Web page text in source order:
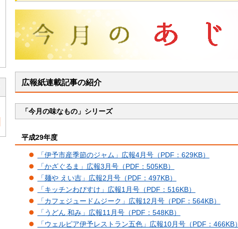
広報紙連載記事の紹介
「今月の味なもの」シリーズ
平成29年度
「伊予市産季節のジャム」広報4月号（PDF：629KB）
「かざぐるま」広報3月号（PDF：505KB）
「麺や えい吉」広報2月号（PDF：497KB）
「キッチンわびすけ」広報1月号（PDF：516KB）
「カフェジュードムジーク」広報12月号（PDF：564KB）
「うどん 和み」広報11月号（PDF：548KB）
「ウェルピア伊予レストラン五色」広報10月号（PDF：466KB）